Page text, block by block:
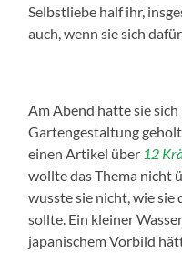
Selbstliebe half ihr,
auch, wenn sie sich
Am Abend hatte sie
Gartengestaltung
einen Artikel über 12
wollte das Thema nicht
wusste sie nicht, wie
sollte. Ein kleiner
japanischem Vorbild